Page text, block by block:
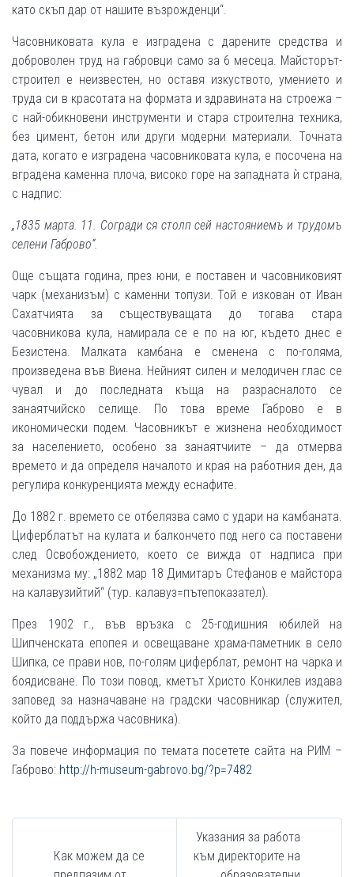
като скъп дар от нашите възрожденци“.
Часовниковата кула е изградена с дарените средства и
доброволен труд на габровци само за 6 месеца. Майсторът-
строител е неизвестен, но оставя изкуството, умението и
труда си в красотата на формата и здравината на строежа –
с най-обикновени инструменти и стара строителна техника,
без цимент, бетон или други модерни материали. Точната
дата, когато е изградена часовниковата кула, е посочена на
вградена каменна плоча, високо горе на западната ѝ страна,
с надпис:
„1835 марта. 11. Согради ся столп сей настояниемъ и трудомъ
селени Габрово“.
Още същата година, през юни, е поставен и часовниковият
чарк (механизъм) с каменни топузи. Той е изкован от Иван
Сахатчията за съществуващата до тогава стара
часовникова кула, намирала се е по на юг, където днес е
Безистена. Малката камбана е сменена с по-голяма,
произведена във Виена. Нейният силен и мелодичен глас се
чувал и до последната къща на разрасналото се
занаятчийско селище. По това време Габрово е в
икономически подем. Часовникът е жизнена необходимост
за населението, особено за занаятчиите – да отмерва
времето и да определя началото и края на работния ден, да
регулира конкуренцията между еснафите.
До 1882 г. времето се отбелязва само с удари на камбаната.
Циферблатът на кулата и балкончето под него са поставени
след Освобождението, което се вижда от надписа при
механизма му: „1882 мар 18 Димитаръ Стефанов е майстора
на калавузийтий“ (тур. калавуз=пътепоказател).
През 1902 г., във връзка с 25-годишния юбилей на
Шипченската епопея и освещаване храма-паметник в село
Шипка, се прави нов, по-голям циферблат, ремонт на чарка и
боядисване. По този повод, кметът Христо Конкилев издава
заповед за назначаване на градски часовникар (служител,
който да поддържа часовника).
За повече информация по темата посетете сайта на РИМ –
Габрово: http://h-museum-gabrovo.bg/?p=7482
Как можем да се
Указания за работа
към директорите на